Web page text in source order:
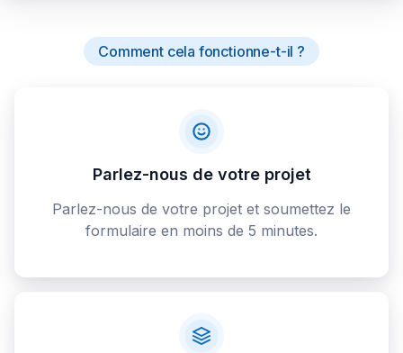
Comment cela fonctionne-t-il ?
Parlez-nous de votre projet
Parlez-nous de votre projet et soumettez le
formulaire en moins de 5 minutes.